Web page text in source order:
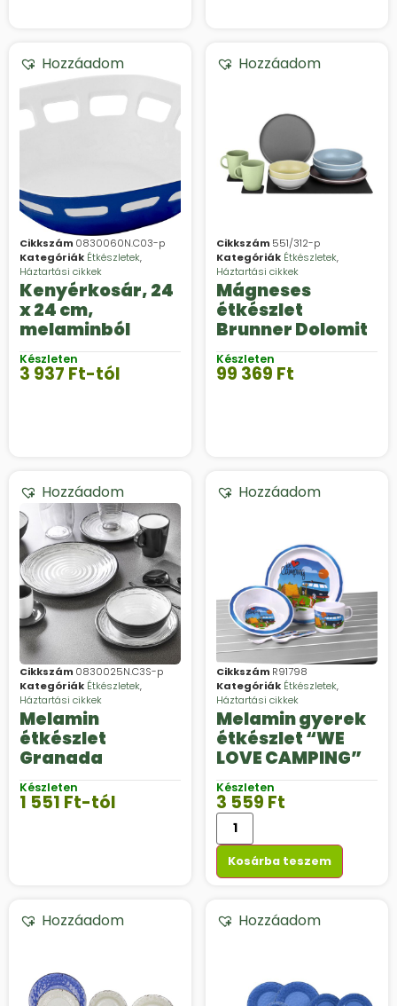
Hozzáadom
Cikkszám 0830060N.C03-p
Kategóriák Étkészletek,
Háztartási cikkek
Kenyérkosár, 24
x 24 cm,
melaminból
Készleten
3 937 Ft-tól
Hozzáadom
Cikkszám 551/312-p
Kategóriák Étkészletek,
Háztartási cikkek
Mágneses
étkészlet
Brunner Dolomit
Készleten
99 369 Ft
Hozzáadom
Cikkszám 0830025N.C3S-p
Kategóriák Étkészletek,
Háztartási cikkek
Melamin
étkészlet
Granada
Készleten
1 551 Ft-tól
Hozzáadom
Cikkszám R91798
Kategóriák Étkészletek,
Háztartási cikkek
Melamin gyerek
étkészlet “WE
LOVE CAMPING”
Készleten
3 559 Ft
Kosárba teszem
Hozzáadom Hozzáadom